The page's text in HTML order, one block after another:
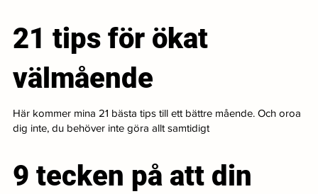
21 tips för ökat
välmående
Här kommer mina 21 bästa tips till ett bättre mående. Och oroa
dig inte, du behöver inte göra allt samtidigt
9 tecken på att din